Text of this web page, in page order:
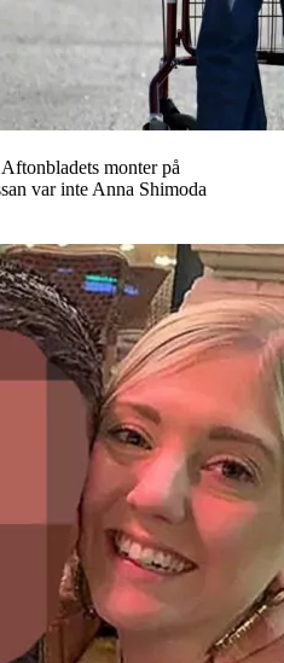
monter på
var inte Anna Shimoda